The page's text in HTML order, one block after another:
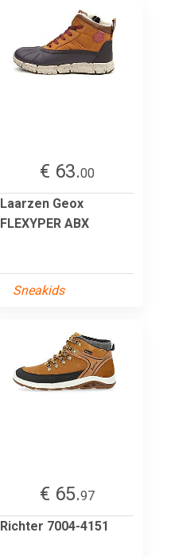
€ 63.00
Laarzen Geox
FLEXYPER ABX
Sneakids
€ 65.97
Richter 7004-4151